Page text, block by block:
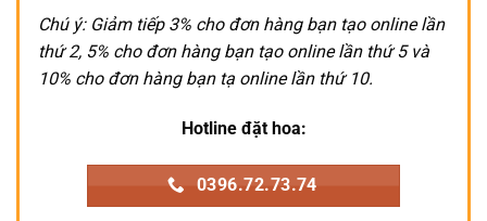
Chú ý: Giảm tiếp 3% cho đơn hàng bạn tạo online lần
thứ 2, 5% cho đơn hàng bạn tạo online lần thứ 5 và
10% cho đơn hàng bạn tạ online lần thứ 10.
Hotline đặt hoa:
0396.72.73.74